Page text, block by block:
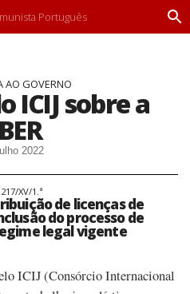
Português
P
AO GOVERNO
ICIJ sobre a
2022
XV/1.ª
de licenças de
do processo de
legal vigente
ICIJ (Consórcio Internacional